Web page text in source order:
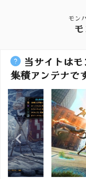
モン
当サイトは
集積アンテナで